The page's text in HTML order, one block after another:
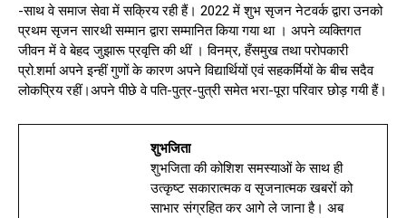
-साथ वे समाज सेवा में सक्रिय रही हैं। 2022 में शुभ सृजन नेटवर्क द्वारा उनको
प्रथम सृजन सारथी सम्मान द्वारा सम्मानित किया गया था । अपने व्यक्तिगत
जीवन में वे बेहद जुझारू प्रवृत्ति की थीं । विनम्र, हँसमुख तथा परोपकारी
प्रो.शर्मा अपने इन्हीं गुणों के कारण अपने विद्यार्थियों एवं सहकर्मियों के बीच सदैव
लोकप्रिय रहीं।अपने पीछे वे पति-पुत्र-पुत्री समेत भरा-पूरा परिवार छोड़ गयी हैं।
शुभजिता
शुभजिता की कोशिश समस्याओं के साथ ही
उत्कृष्ट सकारात्मक व सृजनात्मक खबरों को
साभार संग्रहित कर आगे ले जाना है। अब